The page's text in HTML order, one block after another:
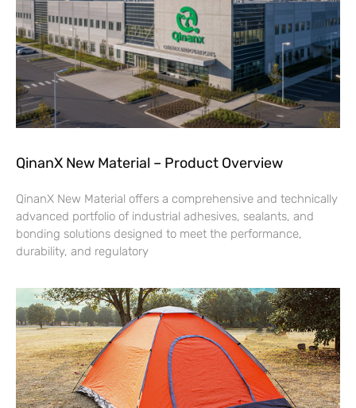
QinanX New Material – Product Overview
QinanX New Material offers a comprehensive and technically
advanced portfolio of industrial adhesives, sealants, and
bonding solutions designed to meet the performance,
durability, and regulatory